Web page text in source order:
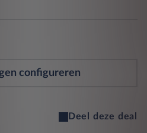
configureren
Deel deze deal